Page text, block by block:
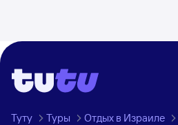
Туту Туры Отдых в Израиле